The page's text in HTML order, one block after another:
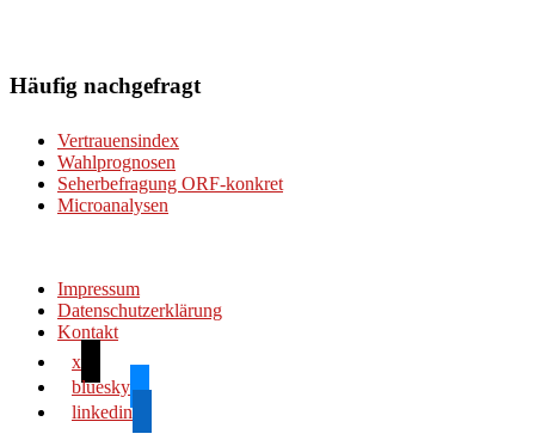
Häufig nachgefragt
Vertrauensindex
Wahlprognosen
Seherbefragung ORF-konkret
Microanalysen
Impressum
Datenschutzerklärung
Kontakt
x
bluesky
linkedin